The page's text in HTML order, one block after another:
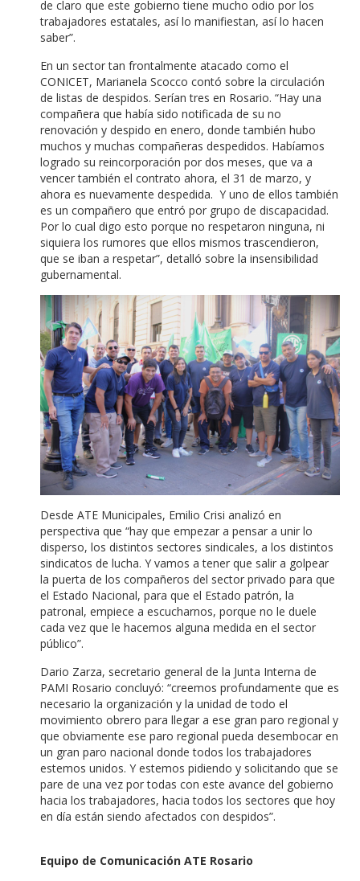
de claro que este gobierno tiene mucho odio por los
trabajadores estatales, así lo manifiestan, así lo hacen
saber”.
En un sector tan frontalmente atacado como el
CONICET, Marianela Scocco contó sobre la circulación
de listas de despidos. Serían tres en Rosario. “Hay una
compañera que había sido notificada de su no
renovación y despido en enero, donde también hubo
muchos y muchas compañeras despedidos. Habíamos
logrado su reincorporación por dos meses, que va a
vencer también el contrato ahora, el 31 de marzo, y
ahora es nuevamente despedida. Y uno de ellos también
es un compañero que entró por grupo de discapacidad.
Por lo cual digo esto porque no respetaron ninguna, ni
siquiera los rumores que ellos mismos trascendieron,
que se iban a respetar”, detalló sobre la insensibilidad
gubernamental.
Desde ATE Municipales, Emilio Crisi analizó en
perspectiva que “hay que empezar a pensar a unir lo
disperso, los distintos sectores sindicales, a los distintos
sindicatos de lucha. Y vamos a tener que salir a golpear
la puerta de los compañeros del sector privado para que
el Estado Nacional, para que el Estado patrón, la
patronal, empiece a escucharnos, porque no le duele
cada vez que le hacemos alguna medida en el sector
público”.
Dario Zarza, secretario general de la Junta Interna de
PAMI Rosario concluyó: “creemos profundamente que es
necesario la organización y la unidad de todo el
movimiento obrero para llegar a ese gran paro regional y
que obviamente ese paro regional pueda desembocar en
un gran paro nacional donde todos los trabajadores
estemos unidos. Y estemos pidiendo y solicitando que se
pare de una vez por todas con este avance del gobierno
hacia los trabajadores, hacia todos los sectores que hoy
en día están siendo afectados con despidos”.
Equipo de Comunicación ATE Rosario